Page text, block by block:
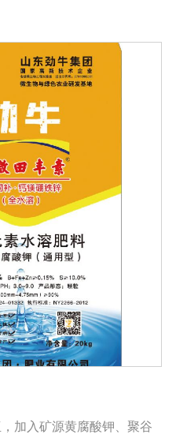
等多种物质，间接达到促
本产品利用微生物自身的
菌、真菌等具有杀灭作用
，能快速、高效杀灭线虫
效地预防和控制多种作物
线虫病的危害。2、抑制各
改善作物根部微生态环境，
4、激活根部受损细胞，快
因线虫的危害导致的烂
加入矿源黄腐酸钾、聚谷